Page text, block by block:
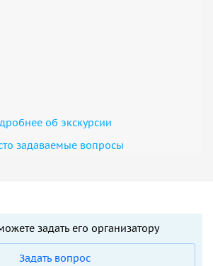
об экскурсии
задаваемые вопросы
задать его организатору
Задать вопрос